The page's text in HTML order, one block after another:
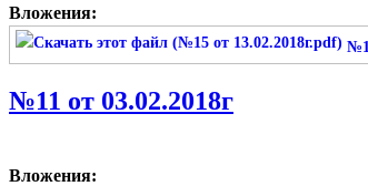
Вложения:
№11 от 03.02.2018г
Вложения: